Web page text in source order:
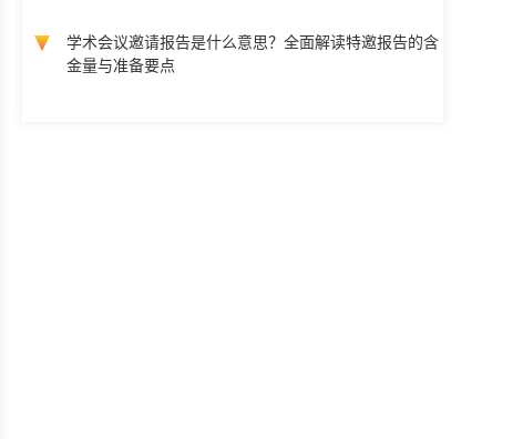
学术会议邀请报告是什么意思？全面解读特邀报告的含
金量与准备要点